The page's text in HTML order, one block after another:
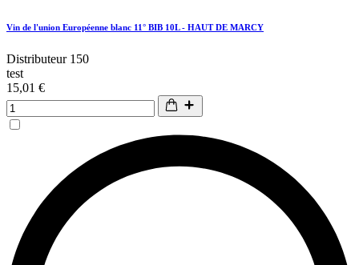
Vin de l'union Européenne blanc 11° BIB 10L - HAUT DE MARCY
Distributeur 150
test
15,01 €